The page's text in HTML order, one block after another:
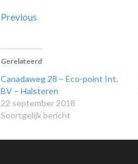
Previous
Gerelateerd
Canadaweg 28 – Eco-point Int.
BV – Halsteren
22 september 2018
Soortgelijk bericht